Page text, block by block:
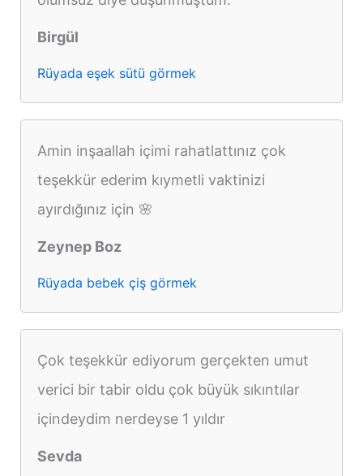
Birgül
Rüyada eşek sütü görmek
Amin inşaallah içimi rahatlattınız çok
teşekkür ederim kıymetli vaktinizi
ayırdığınız için 🌸
Zeynep Boz
Rüyada bebek çiş görmek
Çok teşekkür ediyorum gerçekten umut
verici bir tabir oldu çok büyük sıkıntılar
içindeydim nerdeyse 1 yıldır
Sevda